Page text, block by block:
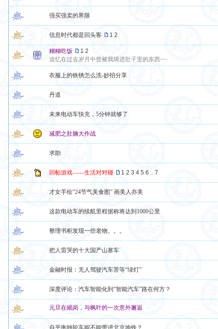
强买强卖的界限
信息时代都是回头客 1 2
糊糊吃饭 1 2
追忆在过去岁月中曾被我填进肚子里的东西~~
衣服上的铁锈怎么洗-妙招分享
丹道
未来电动车快充，5分钟就够了
减肥之肚腩大作战
求助
回帖游戏——生活对对碰 1 2 3 4 5 6 ..7
才女手绘“24节气美食图” 画美人亦美
这款电动车的续航里程据称将达到1000公里
整理书柜发现一些老物。。。
把人雷哭的十大国产山寨车
金融时报：无人驾驶汽车苦等“绿灯”
深度评论：汽车智能化到“智能汽车”路在何方？
元旦在岷岗，与枫叶的一次意外邂逅
自平衡独轮车能不能带进北京地铁？